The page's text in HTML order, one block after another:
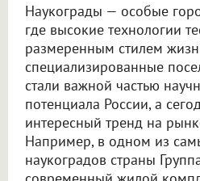
Наукограды — особые
где высокие технологии
размеренным стилем
специализированные
стали важной частью
потенциала России, а
интересный тренд на
Например, в одном из
наукоградов страны